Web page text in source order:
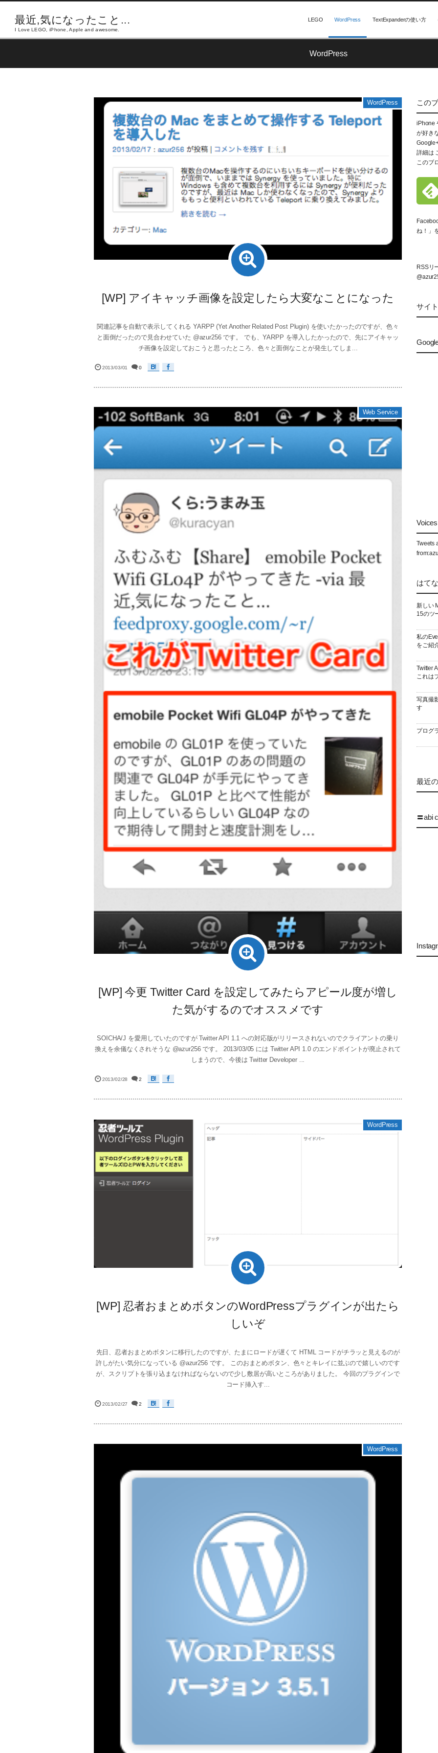
最近,気になったこと...
I Love LEGO, iPhone, Apple and awesome.
LEGO WordPress TextExpanderの使い方
WordPress
[WP] アイキャッチ画像を設定したら大変なことになった
関連記事を自動で表示してくれる YARPP (Yet Another Related Post Plugin) を使いたかったのですが、色々
と面倒だったので見合わせていた @azur256 です。 でも、YARPP を導入したかったので、先にアイキャッ
チ画像を設定しておこうと思ったところ、色々と面倒なことが発生してしま...
2013/03/01
WordPress
0
[WP] 今更 Twitter Card を設定してみたらアピール度が増し
た気がするのでオススメです
SOICHA/J を愛用していたのですが Twitter API 1.1 への対応版がリリースされないのでクライアントの乗り
換えを余儀なくされそうな @azur256 です。 2013/03/05 には Twitter API 1.0 のエンドポイントが廃止されて
しまうので、今後は Twitter Developer ...
2013/02/28
Web Service
2
[WP] 忍者おまとめボタンのWordPressプラグインが出たら
しいぞ
先日、忍者おまとめボタンに移行したのですが、たまにロードが遅くて HTML コードがチラッと見えるのが
許しがたい気分になっている @azur256 です。 このおまとめボタン、色々とキレイに並ぶので嬉しいのです
が、スクリプトを張り込まなければならないので少し敷居が高いところがありました。 今回のプラグインで
コード挿入す...
2013/02/27
WordPress
2
WordPress
この
iPhone
が好き
詳細は
このブ
ね！」
RSSリ
サイ
Tweets
はて
新しい
15のツ
私の
をご紹
Twitter
これは
写真撮
す
プログ
最近
〓abi